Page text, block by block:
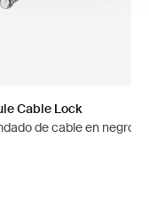
Cable Lock
de cable en negro